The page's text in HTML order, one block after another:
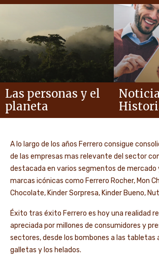
Las personas y el
planeta
A lo largo de los años Ferrero consigue
de las empresas mas relevante del sector
destacada en varios segmentos de mercado
marcas icónicas como Ferrero Rocher, Mon
Chocolate, Kinder Sorpresa, Kinder Bueno,
Éxito tras éxito Ferrero es hoy una realidad
apreciada por millones de consumidores y
sectores, desde los bombones a las tabletas
galletas y los helados.